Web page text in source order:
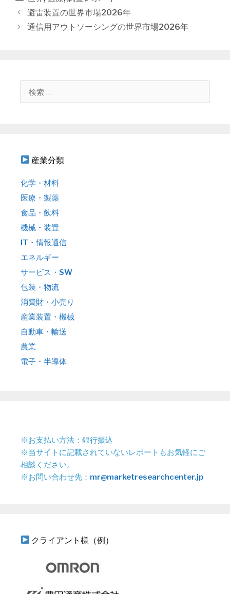
テ
ゴ
リ
投
稿
避雷装置の世界市場2026年
通信用アウトソーシングの世界市場2026年
産業分類
化学・材料
医療・製薬
食品・飲料
機械・装置
IT・情報通信
エネルギー
サービス・SW
包装・物流
消費財・小売り
産業装置・機械
自動車・輸送
農業
電子・半導体
※お支払い方法：銀行振込
※当サイトに記載されていないレポートもお気軽にご
相談ください。
※お問い合わせ先： mr@marketresearchcenter.jp
クライアント様（例）